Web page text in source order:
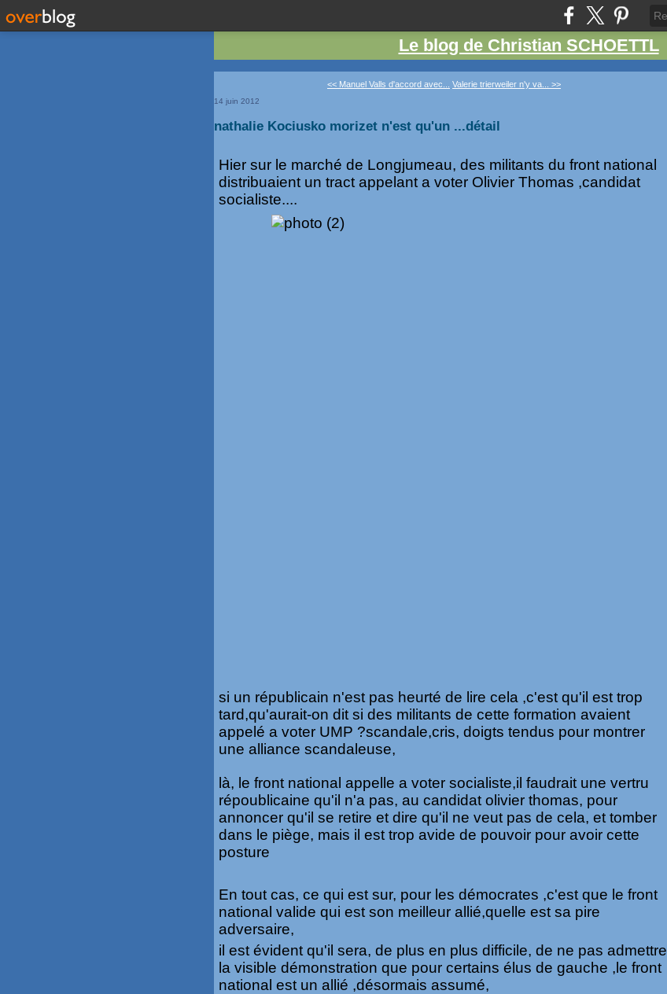
Le blog de Christian SCHOETTL
<< Manuel Valls d'accord avec... Valerie trierweiler n'y va... >>
14 juin 2012
nathalie Kociusko morizet n'est qu'un ...détail
Hier sur le marché de Longjumeau, des militants du front national
distribuaient un tract appelant a voter Olivier Thomas ,candidat
socialiste....
si un républicain n'est pas heurté de lire cela ,c'est qu'il est trop
tard,qu'aurait-on dit si des militants de cette formation avaient
appelé a voter UMP ?scandale,cris, doigts tendus pour montrer
une alliance scandaleuse,
là, le front national appelle a voter socialiste,il faudrait une vertru
répoublicaine qu'il n'a pas, au candidat olivier thomas, pour
annoncer qu'il se retire et dire qu'il ne veut pas de cela, et tomber
dans le piège, mais il est trop avide de pouvoir pour avoir cette
posture
En tout cas, ce qui est sur, pour les démocrates ,c'est que le front
national valide qui est son meilleur allié,quelle est sa pire
adversaire,
il est évident qu'il sera, de plus en plus difficile, de ne pas admettre
la visible démonstration que pour certains élus de gauche ,le front
national est un allié ,désormais assumé,